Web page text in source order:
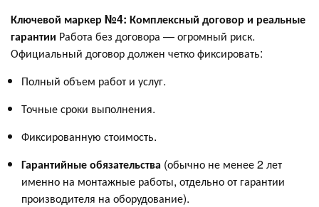
Ключевой маркер №4: Комплексный договор и реальные
гарантии Работа без договора — огромный риск.
Официальный договор должен четко фиксировать:
Полный объем работ и услуг.
Точные сроки выполнения.
Фиксированную стоимость.
Гарантийные обязательства (обычно не менее 2 лет
именно на монтажные работы, отдельно от гарантии
производителя на оборудование).